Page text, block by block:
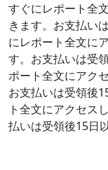
すぐにレポート全
きます。お支払い
にレポート全文に
す。お支払いは受
ポート全文にアク
お支払いは受領後
ト全文にアクセス
払いは受領後15日